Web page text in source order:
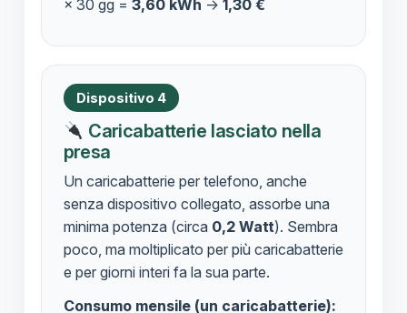
× 30 gg = 3,60 kWh → 1,30 €
Dispositivo 4
Caricabatterie lasciato nella
presa
Un caricabatterie per telefono, anche
senza dispositivo collegato, assorbe una
minima potenza (circa 0,2 Watt). Sembra
poco, ma moltiplicato per più caricabatterie
e per giorni interi fa la sua parte.
Consumo mensile (un caricabatterie):